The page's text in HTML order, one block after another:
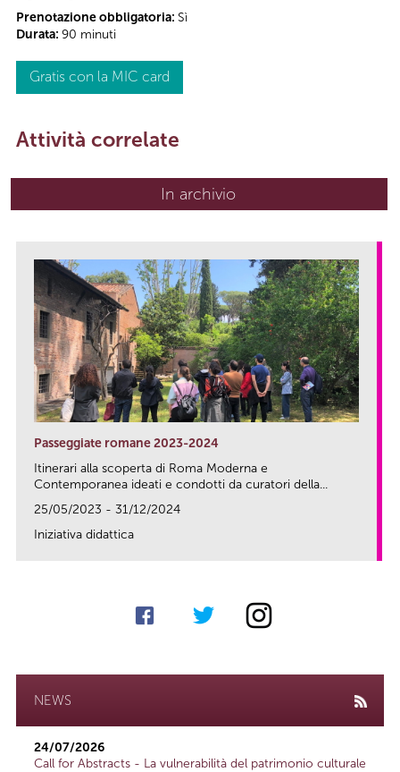
Prenotazione obbligatoria: Sì
Durata: 90 minuti
Gratis con la MIC card
Attività correlate
In archivio
Passeggiate romane 2023-2024
Itinerari alla scoperta di Roma Moderna e
Contemporanea ideati e condotti da curatori della...
25/05/2023 - 31/12/2024
Iniziativa didattica
NEWS
24/07/2026
Call for Abstracts - La vulnerabilità del patrimonio culturale